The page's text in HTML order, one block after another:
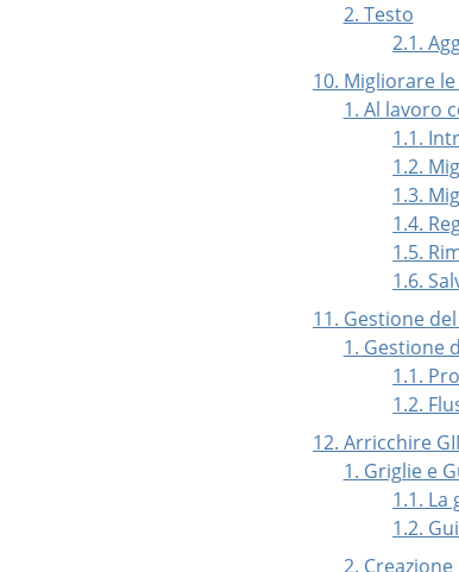
2. Testo
2.1.
10. Migliorare
1. Al lavoro
1.1.
1.2.
1.3.
1.4.
1.5.
1.6.
11. Gestione
1. Gestione
1.1.
1.2.
12. Arricchire
1. Griglie e
1.1.
1.2.
2.